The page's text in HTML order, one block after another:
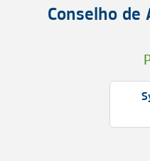
Conselho de